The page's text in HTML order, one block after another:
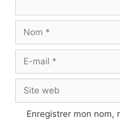
Nom
Site
web
Enregistrer mon nom,